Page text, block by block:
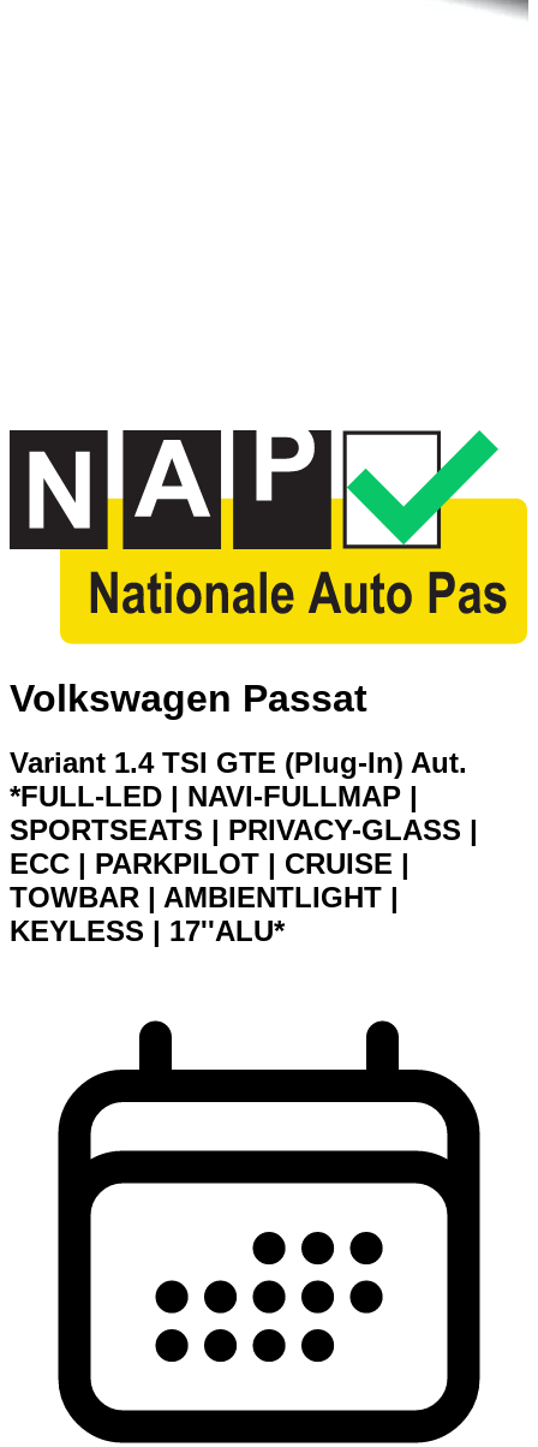
Volkswagen Passat
Variant 1.4 TSI GTE (Plug-In) Aut.
*FULL-LED | NAVI-FULLMAP |
SPORTSEATS | PRIVACY-GLASS |
ECC | PARKPILOT | CRUISE |
TOWBAR | AMBIENTLIGHT |
KEYLESS | 17''ALU*